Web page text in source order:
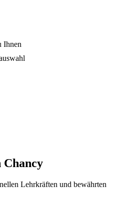
Ihnen
Chancy
Lehrkräften und bewährten